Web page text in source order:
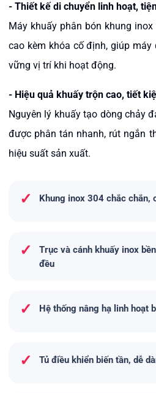
- Thiết kế di chuyển linh hoạt,
Máy khuấy phân bón khung
cao kèm khóa cố định, giúp
vững vị trí khi hoạt động.
- Hiệu quả khuấy trộn cao, tiết
Nguyên lý khuấy tạo dòng chảy
được phân tán nhanh, rút ngắn
hiệu suất sản xuất.
✓ Khung inox 304 chắc chắn,
✓
Trục và cánh khuấy inox
đều
✓ Hệ thống nâng hạ linh hoạt
✓ Tủ điều khiển biến tần, dễ